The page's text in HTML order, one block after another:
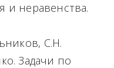
и неравенства.
С.Н.
Задачи по